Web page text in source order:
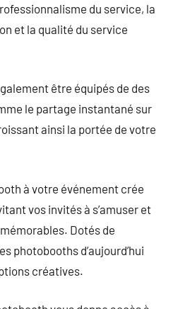
du service, la
et la qualité du service
être équipés de des
le partage instantané sur
ainsi la portée de votre
à votre événement crée
vos invités à s’amuser et
Dotés de
photobooths d’aujourd’hui
créatives.